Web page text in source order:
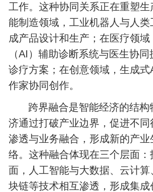
工作。这种协同关系正在重塑生
能制造领域，工业机器人与人
成产品设计和生产；在医疗领
（AI）辅助诊断系统与医生协
诊疗方案；在创意领域，生成式
作家协同创作。
跨界融合是智能经济的结构
济通过打破产业边界，促进不
渗透与业务融合，形成新的产业
络。这种融合体现在三个层面：
面，人工智能与大数据、云计算
块链等技术相互渗透，形成集成